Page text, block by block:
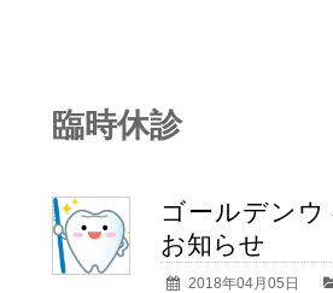
臨時休診
ゴールデン
お知らせ
2018年04月05日